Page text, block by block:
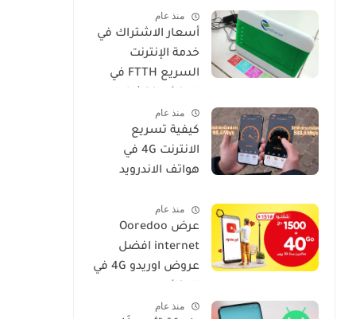
منذ عام
أسعار الاشتراك في
خدمة الإنترنت
السريع FTTH في
عروض IDOOM Fibre
منذ عام
كيفية تسريع
الانترنت 4G في
هواتف الاندرويد
اوريدومنذ عام
عرض Ooredoo
internet افضل
عروض اوريدو 4G في
منذ عام